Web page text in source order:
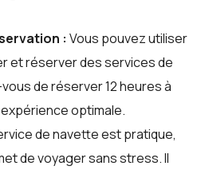
: Vous pouvez utiliser
et réserver des services de
de réserver 12 heures à
optimale.
de navette est pratique,
de voyager sans stress. Il